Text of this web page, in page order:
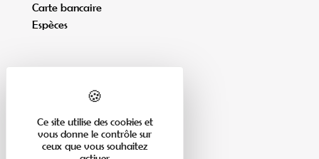
Carte bancaire
Espèces
Calendrier
Ce site utilise des cookies et
vous donne le contrôle sur
ceux que vous souhaitez